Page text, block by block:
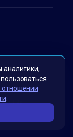
аналитики,
отношении